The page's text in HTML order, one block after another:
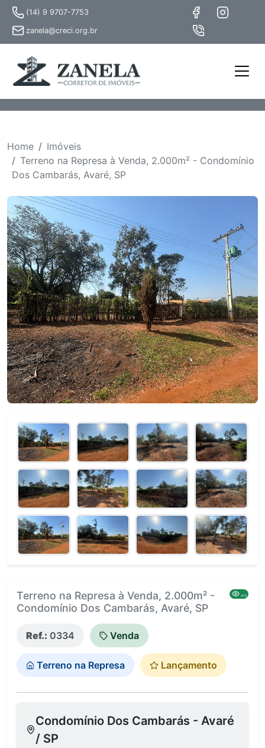
(14) 9 9707-7753
zanela@creci.org.br
Home
Imóveis
Terreno na Represa à Venda, 2.000m² - Condomínio
Dos Cambarás, Avaré, SP
Terreno na Represa à Venda, 2.000m² -
Condomínio Dos Cambarás, Avaré, SP
415
Ref.: 0334 Venda
Terreno na Represa Lançamento
Condomínio Dos Cambarás - Avaré
/ SP